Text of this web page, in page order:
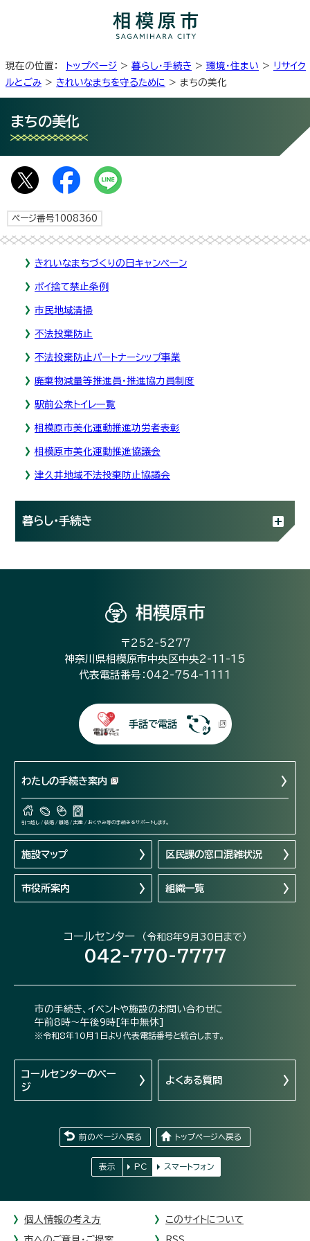
現在の位置： トップページ > 暮らし・手続き > 環境・住まい > リサイク
ルとごみ > きれいなまちを守るために > まちの美化
まちの美化
ページ番号1008360
きれいなまちづくりの日キャンペーン
ポイ捨て禁止条例
市民地域清掃
不法投棄防止
不法投棄防止パートナーシップ事業
廃棄物減量等推進員・推進協力員制度
駅前公衆トイレ一覧
相模原市美化運動推進功労者表彰
相模原市美化運動推進協議会
津久井地域不法投棄防止協議会
暮らし・手続き
相模原市
〒252-5277
神奈川県相模原市中央区中央2-11-15
代表電話番号：042-754-1111
手話で電話
わたしの手続き案内
引っ越し / 結婚 / 離婚 / 出産 / おくやみ等の手続きをサポートします。
施設マップ 区民課の窓口混雑状況
市役所案内 組織一覧
コールセンター （令和8年9月30日まで）
042-770-7777
市の手続き、イベントや施設のお問い合わせに
午前8時～午後9時[年中無休]
※令和8年10月1日より代表電話番号と統合します。
コールセンターのペー
ジ
よくある質問
前のページへ戻る トップページへ戻る
表示 PC スマートフォン
個人情報の考え方 このサイトについて